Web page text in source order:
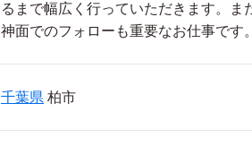
るまで幅広く行っていただきます。ま
神面でのフォローも重要なお仕事です。
千葉県 柏市